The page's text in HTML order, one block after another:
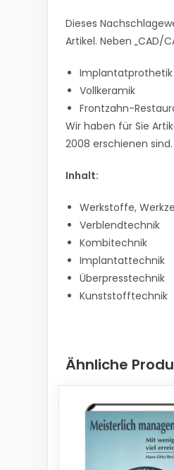
Dieses
Artikel. Neben
Implantatprothetik
Vollkeramik
Frontzahn-
Wir haben für Sie
2008 erschienen sind.
Inhalt:
Werkstoffe,
Verblendtechnik
Kombitechnik
Implantattechnik
Überpresstechnik
Kunststofftechnik
Ähnliche